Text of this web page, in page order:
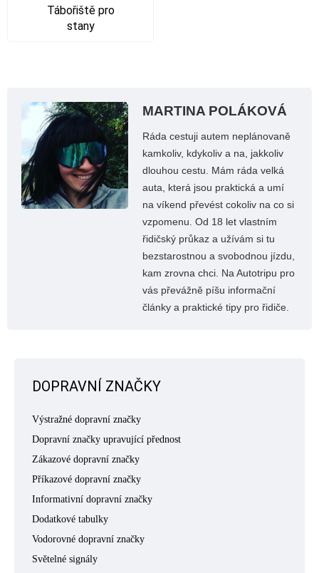
Tábořiště pro
stany
MARTINA POLÁKOVÁ
Ráda cestuji autem neplánovaně
kamkoliv, kdykoliv a na, jakkoliv
dlouhou cestu. Mám ráda velká
auta, která jsou praktická a umí
na víkend převést cokoliv na co si
vzpomenu. Od 18 let vlastním
řidičský průkaz a užívám si tu
bezstarostnou a svobodnou jízdu,
kam zrovna chci. Na Autotripu pro
vás převážně píšu informační
články a praktické tipy pro řidiče.
DOPRAVNÍ ZNAČKY
Výstražné dopravní značky
Dopravní značky upravující přednost
Zákazové dopravní značky
Příkazové dopravní značky
Informativní dopravní značky
Dodatkové tabulky
Vodorovné dopravní značky
Světelné signály